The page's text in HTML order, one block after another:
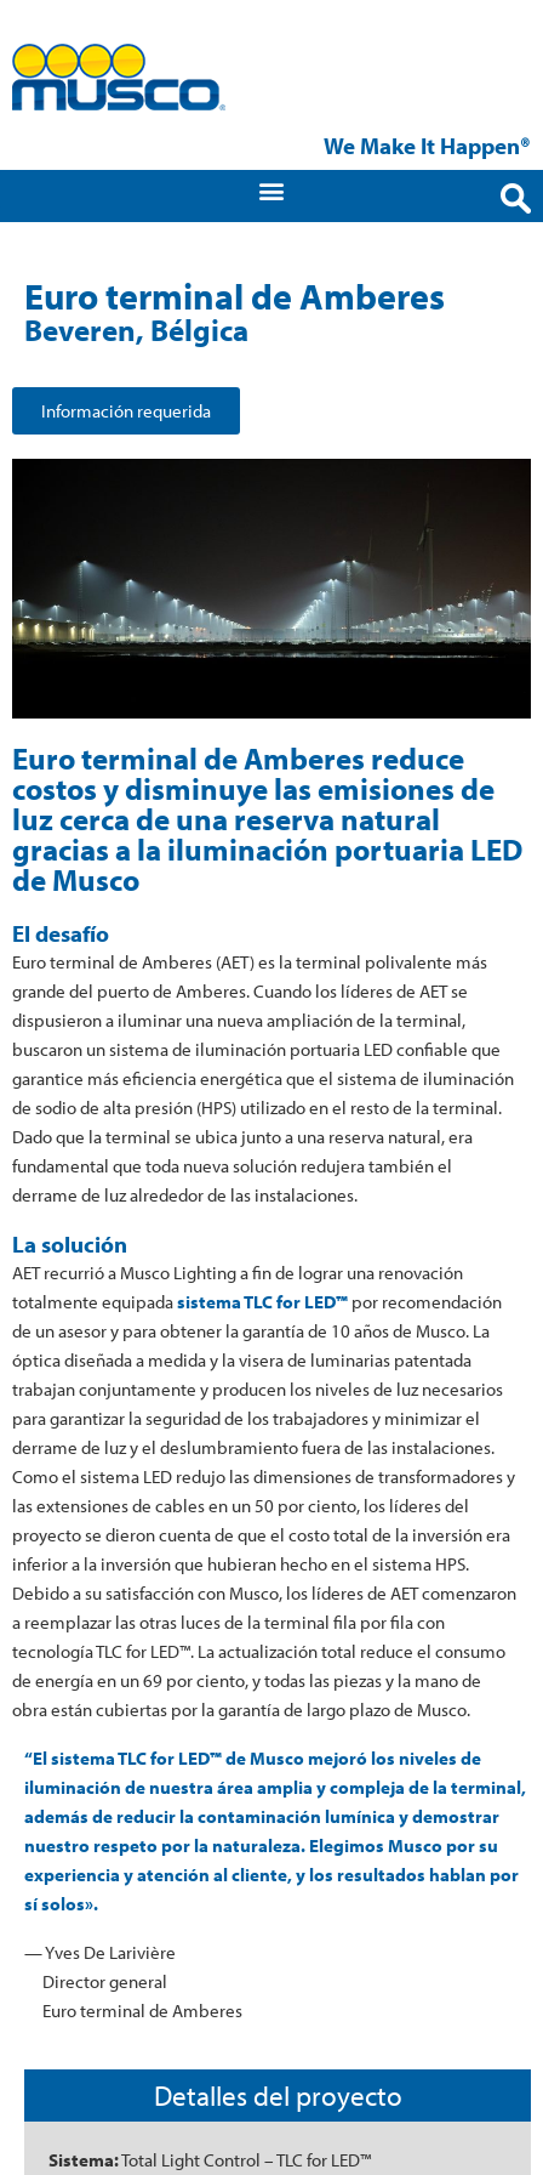
We Make It Happen®
Euro terminal de Amberes
Beveren, Bélgica
Información requerida
Euro terminal de Amberes reduce
costos y disminuye las emisiones de
luz cerca de una reserva natural
gracias a la iluminación portuaria LED
de Musco
El desafío
Euro terminal de Amberes (AET) es la terminal polivalente más
grande del puerto de Amberes. Cuando los líderes de AET se
dispusieron a iluminar una nueva ampliación de la terminal,
buscaron un sistema de iluminación portuaria LED confiable que
garantice más eficiencia energética que el sistema de iluminación
de sodio de alta presión (HPS) utilizado en el resto de la terminal.
Dado que la terminal se ubica junto a una reserva natural, era
fundamental que toda nueva solución redujera también el
derrame de luz alrededor de las instalaciones.
La solución
AET recurrió a Musco Lighting a fin de lograr una renovación
totalmente equipadasistema TLC for LED™ por recomendación
de un asesor y para obtener la garantía de 10 años de Musco. La
óptica diseñada a medida y la visera de luminarias patentada
trabajan conjuntamente y producen los niveles de luz necesarios
para garantizar la seguridad de los trabajadores y minimizar el
derrame de luz y el deslumbramiento fuera de las instalaciones.
Como el sistema LED redujo las dimensiones de transformadores y
las extensiones de cables en un 50 por ciento, los líderes del
proyecto se dieron cuenta de que el costo total de la inversión era
inferior a la inversión que hubieran hecho en el sistema HPS.
Debido a su satisfacción con Musco, los líderes de AET comenzaron
a reemplazar las otras luces de la terminal fila por fila con
tecnología TLC for LED™. La actualización total reduce el consumo
de energía en un 69 por ciento, y todas las piezas y la mano de
obra están cubiertas por la garantía de largo plazo de Musco.
“El sistema TLC for LED™ de Musco mejoró los niveles de
iluminación de nuestra área amplia y compleja de la terminal,
además de reducir la contaminación lumínica y demostrar
nuestro respeto por la naturaleza. Elegimos Musco por su
experiencia y atención al cliente, y los resultados hablan por
sí solos».
— Yves De Larivière
Director general
Euro terminal de Amberes
Detalles del proyecto
Sistema:Total Light Control – TLC for LED™